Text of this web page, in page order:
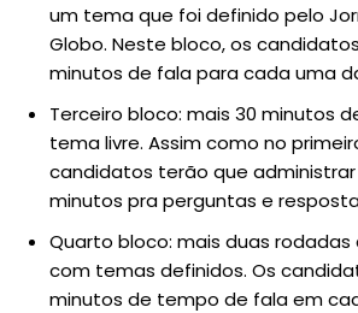
um tema que foi definido pelo
Globo. Neste bloco, os
minutos de fala para cada uma
Terceiro bloco: mais 30 minutos
tema livre. Assim como no
candidatos terão que
minutos pra perguntas e
Quarto bloco: mais duas rodadas
com temas definidos. Os
minutos de tempo de fala em